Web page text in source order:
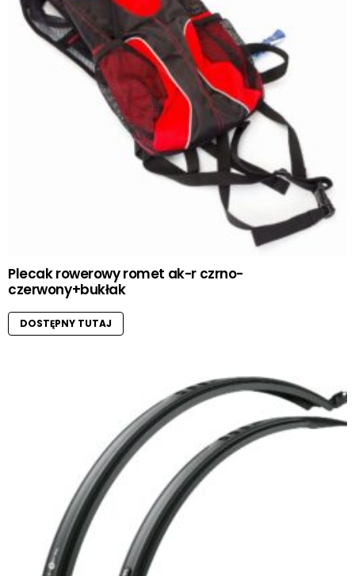
Plecak rowerowy romet ak-r czrno-
czerwony+bukłak
DOSTĘPNY TUTAJ